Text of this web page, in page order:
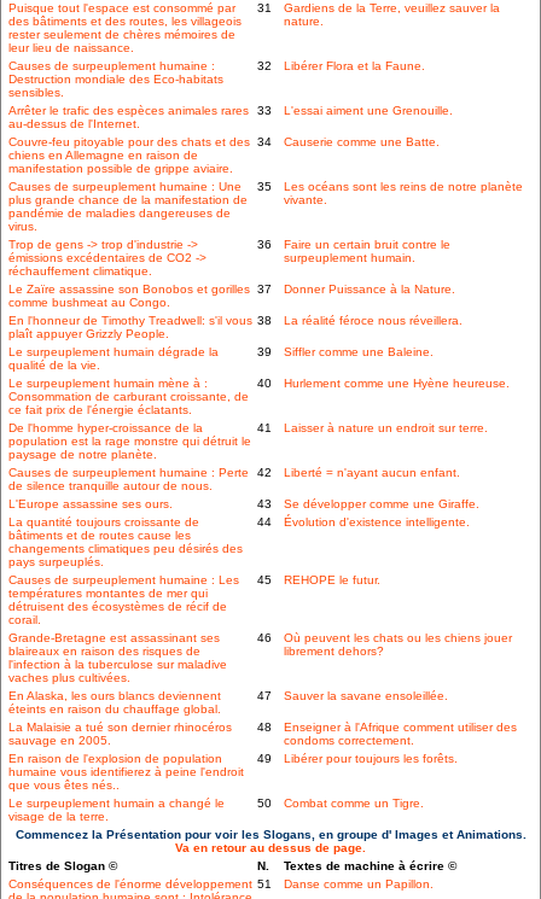
Puisque tout l'espace est consommé par
des bâtiments et des routes, les villageois
rester seulement de chères mémoires de
leur lieu de naissance.
31
Gardiens de la Terre, veuillez sauver la
nature.
Causes de surpeuplement humaine :
Destruction mondiale des Eco-habitats
sensibles.
32 Libérer Flora et la Faune.
Arrêter le trafic des espèces animales rares
au-dessus de l'Internet.
33 L'essai aiment une Grenouille.
Couvre-feu pitoyable pour des chats et des
chiens en Allemagne en raison de
manifestation possible de grippe aviaire.
34 Causerie comme une Batte.
Causes de surpeuplement humaine : Une
plus grande chance de la manifestation de
pandémie de maladies dangereuses de
virus.
35
Les océans sont les reins de notre planète
vivante.
Trop de gens -> trop d'industrie ->
émissions excédentaires de CO2 ->
réchauffement climatique.
36
Faire un certain bruit contre le
surpeuplement humain.
Le Zaïre assassine son Bonobos et gorilles
comme bushmeat au Congo.
37 Donner Puissance à la Nature.
En l'honneur de Timothy Treadwell: s'il vous
plaît appuyer Grizzly People.
38 La réalité féroce nous réveillera.
Le surpeuplement humain dégrade la
qualité de la vie.
39 Siffler comme une Baleine.
Le surpeuplement humain mène à :
Consommation de carburant croissante, de
ce fait prix de l'énergie éclatants.
40 Hurlement comme une Hyène heureuse.
De l'homme hyper-croissance de la
population est la rage monstre qui détruit le
paysage de notre planète.
41 Laisser à nature un endroit sur terre.
Causes de surpeuplement humaine : Perte
de silence tranquille autour de nous.
42 Liberté = n'ayant aucun enfant.
L'Europe assassine ses ours. 43
Se développer comme une Giraffe.
La quantité toujours croissante de
bâtiments et de routes cause les
changements climatiques peu désirés des
pays surpeuplés.
44 Évolution d'existence intelligente.
Causes de surpeuplement humaine : Les
températures montantes de mer qui
détruisent des écosystèmes de récif de
corail.
45 REHOPE le futur.
Grande-Bretagne est assassinant ses
blaireaux en raison des risques de
l'infection à la tuberculose sur maladive
vaches plus cultivées.
46
Où peuvent les chats ou les chiens jouer
librement dehors?
En Alaska, les ours blancs deviennent
éteints en raison du chauffage global.
47 Sauver la savane ensoleillée.
La Malaisie a tué son dernier rhinocéros
sauvage en 2005.
48
Enseigner à l'Afrique comment utiliser des
condoms correctement.
En raison de l'explosion de population
humaine vous identifierez à peine l'endroit
que vous êtes nés..
49 Libérer pour toujours les forêts.
Le surpeuplement humain a changé le
visage de la terre.
50 Combat comme un Tigre.
Commencez la Présentation pour voir les Slogans, en groupe d' Images et Animations.
Va en retour au dessus de page.
Titres de Slogan ©
N.
Textes de machine à écrire ©
Conséquences de l'énorme développement 51 Danse comme un Papillon.